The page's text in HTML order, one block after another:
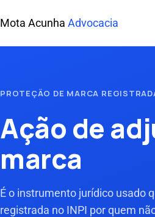
Mota Acunha Advocacia
PROTEÇÃO DE MARCA
Ação de
marca
É o instrumento jurídico usado
registrada no INPI por quem